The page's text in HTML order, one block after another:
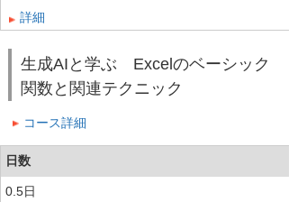
詳細
生成AIと学ぶ Excelのベーシック
関数と関連テクニック
コース詳細
日数
0.5日